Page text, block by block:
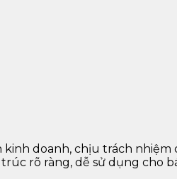
doanh, chịu trách
rõ ràng, dễ sử dụng cho